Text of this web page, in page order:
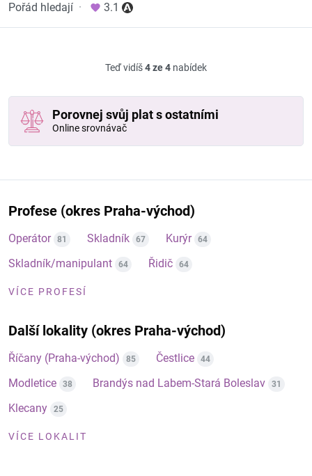
Pořád hledají · 3.1
Teď vidíš4 ze 4 nabídek
Porovnej svůj plat s ostatními
Online srovnávač
Profese (okres Praha-východ)
Operátor 81 Skladník 67 Kurýr 64
Skladník/manipulant 64 Řidič 64
VÍCE PROFESÍ
Další lokality (okres Praha-východ)
Říčany (Praha-východ) 85 Čestlice 44
Modletice 38 Brandýs nad Labem-Stará Boleslav 31
Klecany 25
VÍCE LOKALIT